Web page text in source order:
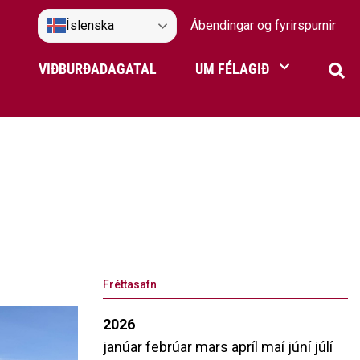
VIÐBURÐADAGATAL UM FÉLAGIÐ
Íslenska Ábendingar og fyrirspurnir
Fréttasafn
2026
janúarfebrúar mars apríl maí júní júlí